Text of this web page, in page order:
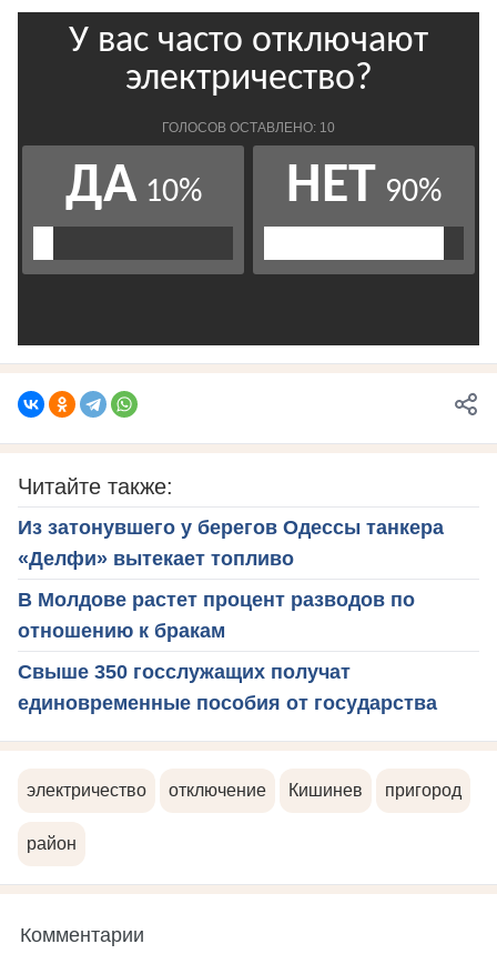
Читайте также:
Из затонувшего у берегов Одессы танкера
«Делфи» вытекает топливо
В Молдове растет процент разводов по
отношению к бракам
Свыше 350 госслужащих получат
единовременные пособия от государства
электричество отключение Кишинев пригород
район
Комментарии